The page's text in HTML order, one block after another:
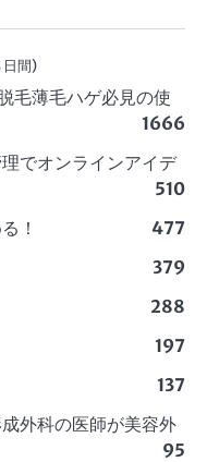
日間)
毛薄毛ハゲ必見の使
1666
でオンラインアイデ
510
！
477
379
288
197
137
外科の医師が美容外
95